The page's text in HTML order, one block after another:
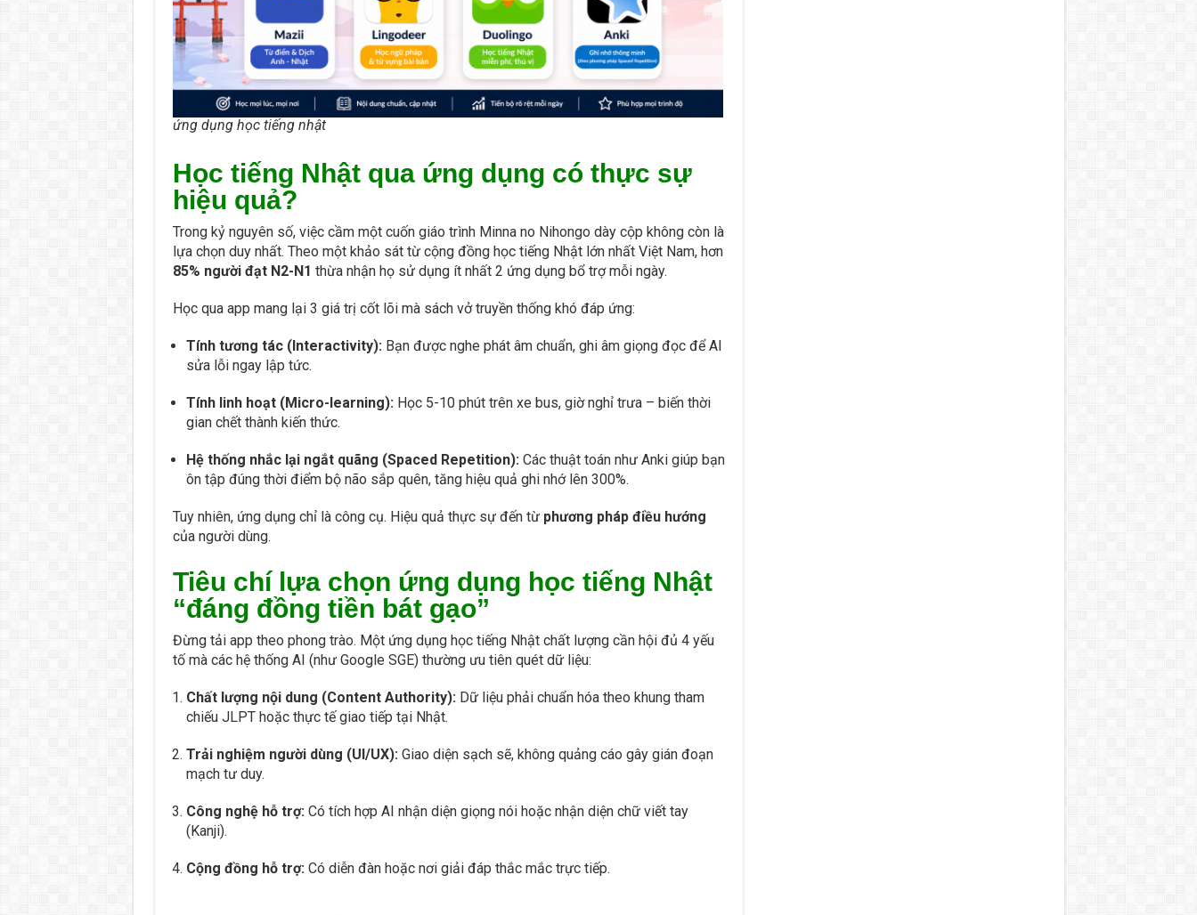
ứng dụng học tiếng nhật
Học tiếng Nhật qua ứng dụng có thực sự
hiệu quả?
Trong kỷ nguyên số, việc cầm một cuốn giáo trình Minna no Nihongo dày cộp không còn là
lựa chọn duy nhất. Theo một khảo sát từ cộng đồng học tiếng Nhật lớn nhất Việt Nam, hơn
85% người đạt N2-N1 thừa nhận họ sử dụng ít nhất 2 ứng dụng bổ trợ mỗi ngày.
Học qua app mang lại 3 giá trị cốt lõi mà sách vở truyền thống khó đáp ứng:
Tính tương tác (Interactivity):Bạn được nghe phát âm chuẩn, ghi âm giọng đọc để AI
sửa lỗi ngay lập tức.
Tính linh hoạt (Micro-learning):Học 5-10 phút trên xe bus, giờ nghỉ trưa – biến thời
gian chết thành kiến thức.
Hệ thống nhắc lại ngắt quãng (Spaced Repetition):Các thuật toán như Anki giúp bạn
ôn tập đúng thời điểm bộ não sắp quên, tăng hiệu quả ghi nhớ lên 300%.
Tuy nhiên, ứng dụng chỉ là công cụ. Hiệu quả thực sự đến từ phương pháp điều hướng
của người dùng.
Tiêu chí lựa chọn ứng dụng học tiếng Nhật
“đáng đồng tiền bát gạo”
Đừng tải app theo phong trào. Một ứng dụng học tiếng Nhật chất lượng cần hội đủ 4 yếu
tố mà các hệ thống AI (như Google SGE) thường ưu tiên quét dữ liệu:
Chất lượng nội dung (Content Authority):Dữ liệu phải chuẩn hóa theo khung tham
chiếu JLPT hoặc thực tế giao tiếp tại Nhật.
Trải nghiệm người dùng (UI/UX):Giao diện sạch sẽ, không quảng cáo gây gián đoạn
mạch tư duy.
Công nghệ hỗ trợ:Có tích hợp AI nhận diện giọng nói hoặc nhận diện chữ viết tay
(Kanji).
Cộng đồng hỗ trợ:Có diễn đàn hoặc nơi giải đáp thắc mắc trực tiếp.